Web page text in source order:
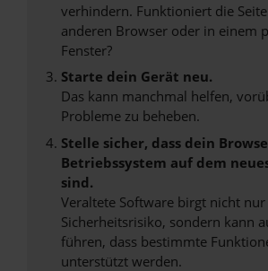
verhindern. Funktioniert die
anderen Browser oder in einem
Fenster?
Starte dein Gerät neu.
Das kann manchmal helfen,
Probleme zu beheben.
Stelle sicher, dass dein
Betriebssystem auf dem
sind.
Veraltete Software birgt nicht nur
Sicherheitsrisiko, sondern kann
führen, dass bestimmte
unterstützt werden.